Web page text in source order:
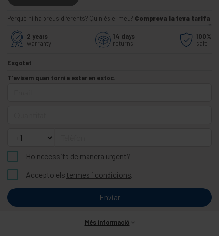
Perquè hi ha preus diferents? Quin és el meu? Comprova la teva tarifa
2 years
warranty
14 days
returns
100%
safe
Esgotat
T'avisem quan torni a estar en estoc.
Ho necessita de manera urgent?
Accepto els termes i condicions.
Enviar
Més informació